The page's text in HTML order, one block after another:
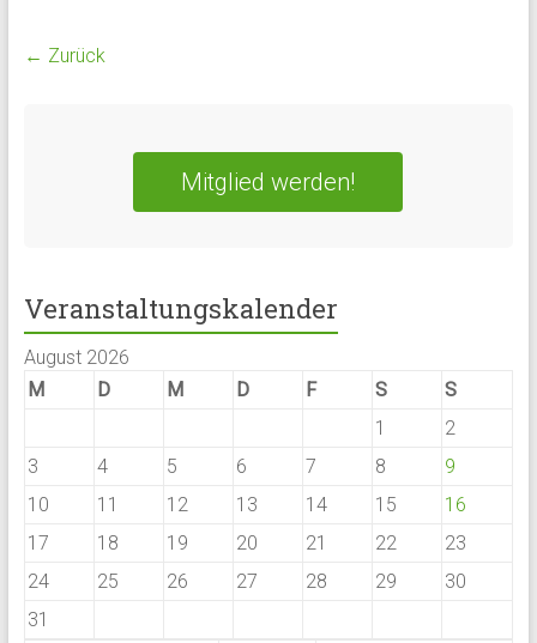
← Zurück
Mitglied werden!
Veranstaltungskalender
August 2026
M
D M D F S
S
1
2
3
4 5 6 7 8
9
10
11 12 13 14 15
16
17
18 19 20 21 22
23
24
25 26 27 28 29
30
31